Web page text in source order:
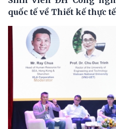
quốc tế về Thiết kế thực